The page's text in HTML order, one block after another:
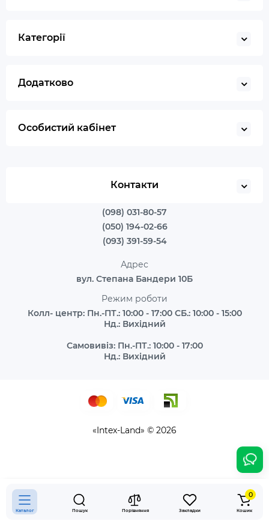
Каталог Пошук Порівняння Закладки
0
Кошик
Категорії
Додатково
Особистий кабінет
Контакти
(098) 031-80-57
(050) 194-02-66
(093) 391-59-54
Адрес
вул. Степана Бандери 10Б
Режим роботи
Колл- центр: Пн.-ПТ.: 10:00 - 17:00 СБ.: 10:00 - 15:00
Нд.: Вихідний
Самовивіз: Пн.-ПТ.: 10:00 - 17:00
Нд.: Вихідний
«Intex-Land» © 2026